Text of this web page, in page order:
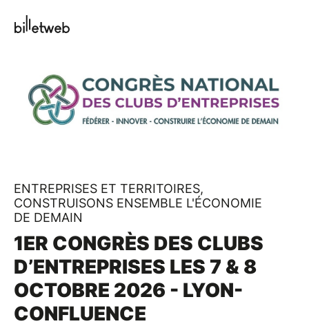
ENTREPRISES ET TERRITOIRES,
CONSTRUISONS ENSEMBLE L'ÉCONOMIE
DE DEMAIN
1ER CONGRÈS DES CLUBS
D’ENTREPRISES LES 7 & 8
OCTOBRE 2026 - LYON-
CONFLUENCE